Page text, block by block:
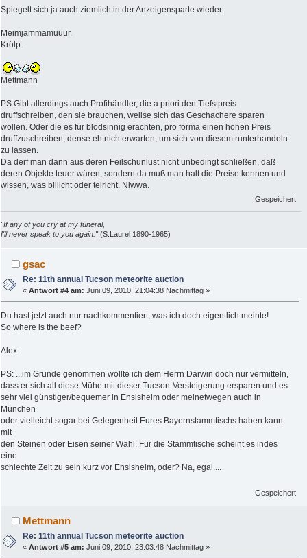
Spiegelt sich ja auch ziemlich in der Anzeigensparte wieder.
Meimjammamuuur.
Krölp.
Mettmann
PS:Gibt allerdings auch Profihändler, die a priori den Tiefstpreis
druffschreiben, den sie brauchen, weilse sich das Geschachere sparen
wollen. Oder die es für blödsinnig erachten, pro forma einen hohen Preis
druffzuschreiben, dense eh nich erwarten, um sich von diesem runterhandeln
zu lassen.
Da derf man dann aus deren Feilschunlust nicht unbedingt schließen, daß
deren Objekte teuer wären, sondern da muß man halt die Preise kennen und
wissen, was billicht oder teiricht. Niwwa.
Gespeichert
"If any of you cry at my funeral,
I'll never speak to you again."(S.Laurel 1890-1965)
gsac
Re: 11th annual Tucson meteorite auction
«Antwort #4 am: Juni 09, 2010, 21:04:38 Nachmittag »
Du hast jetzt auch nur nachkommentiert, was ich doch eigentlich meinte!
So where is the beef?
Alex
PS: ...im Grunde genommen wollte ich dem Herrn Darwin doch nur vermitteln,
dass er sich all diese Mühe mit dieser Tucson-Versteigerung ersparen und es
sehr viel günstiger/bequemer in Ensisheim oder meinetwegen auch in
München
oder vielleicht sogar bei Gelegenheit Eures Bayernstammtischs haben kann
mit
den Steinen oder Eisen seiner Wahl. Für die Stammtische scheint es indes
eine
schlechte Zeit zu sein kurz vor Ensisheim, oder? Na, egal....
Gespeichert
Mettmann
Re: 11th annual Tucson meteorite auction
«Antwort #5 am: Juni 09, 2010, 23:03:48 Nachmittag »